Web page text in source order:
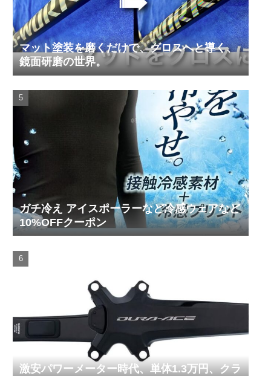
マット塗装を磨くだけで、グロスへと導く、
鏡面研磨の世界。
ガチ冷え アイスポーラーなど冷感ウェアなど
10%OFFクーポン
激安パワーメーター時代、単体1.3万円、クラ